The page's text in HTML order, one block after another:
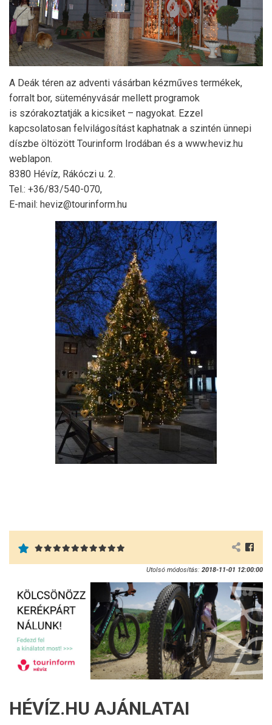
A Deák téren az adventi vásárban kézműves termékek,
forralt bor, süteményvásár mellett programok
is szórakoztatják a kicsiket – nagyokat. Ezzel
kapcsolatosan felvilágosítást kaphatnak a szintén ünnepi
díszbe öltözött Tourinform Irodában és a www.heviz.hu
weblapon.
8380 Hévíz, Rákóczi u. 2.
Tel.: +36/83/540-070,
E-mail: heviz@tourinform.hu
Utolsó módosítás: 2018-11-01 12:00:00
HÉVÍZ.HU AJÁNLATAI